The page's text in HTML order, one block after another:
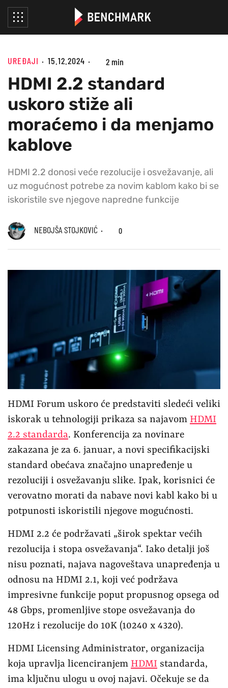
UREĐAJI 15.12.2024 2 min
HDMI 2.2 standard
uskoro stiže ali
moraćemo i da menjamo
kablove
HDMI 2.2 donosi veće rezolucije i osvežavanje, ali
uz mogućnost potrebe za novim kablom kako bi se
iskoristile sve njegove napredne funkcije
NEBOJŠA STOJKOVIĆ 0
HDMI Forum uskoro će predstaviti sledeći veliki
iskorak u tehnologiji prikaza sa najavom HDMI
2.2 standarda. Konferencija za novinare
zakazana je za 6. januar, a novi specifikacijski
standard obećava značajno unapređenje u
rezoluciji i osvežavanju slike. Ipak, korisnici će
verovatno morati da nabave novi kabl kako bi u
potpunosti iskoristili njegove mogućnosti.
HDMI 2.2 će podržavati „širok spektar većih
rezolucija i stopa osvežavanja“. Iako detalji još
nisu poznati, najava nagoveštava unapređenja u
odnosu na HDMI 2.1, koji već podržava
impresivne funkcije poput propusnog opsega od
48 Gbps, promenljive stope osvežavanja do
120Hz i rezolucije do 10K (10240 x 4320).
HDMI Licensing Administrator, organizacija
koja upravlja licenciranjem HDMI standarda,
ima ključnu ulogu u ovoj najavi. Očekuje se da